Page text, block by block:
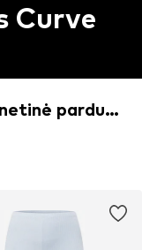
Curve
Dorothy Perkins Curve Internetinė parduotuvė